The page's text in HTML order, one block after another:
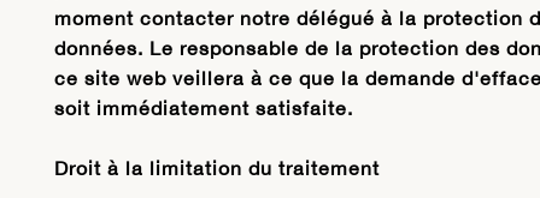
moment contacter notre délégué à la protection
données. Le responsable de la protection des
ce site web veillera à ce que la demande
soit immédiatement satisfaite.
Droit à la limitation du traitement